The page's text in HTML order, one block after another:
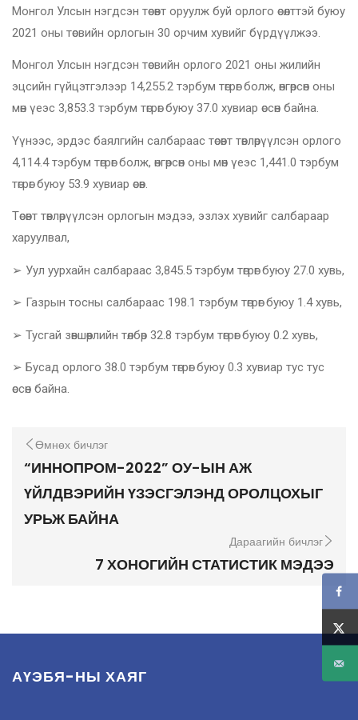
Монгол Улсын нэгдсэн төсөвт оруулж буй орлого өсөлттэй буюу
2021 оны төсвийн орлогын 30 орчим хувийг бүрдүүлжээ.
Монгол Улсын нэгдсэн төсвийн орлого 2021 оны жилийн
эцсийн гүйцэтгэлээр 14,255.2 тэрбум төгрөг болж, өнгөрсөн оны
мөн үеэс 3,853.3 тэрбум төгрөг буюу 37.0 хувиар өссөн байна.
Үүнээс, эрдэс баялгийн салбараас төсөвт төвлөрүүлсэн орлого
4,114.4 тэрбум төгрөг болж, өнгөрсөн оны мөн үеэс 1,441.0 тэрбум
төгрөг буюу 53.9 хувиар өсөв.
Төсөвт төвлөрүүлсэн орлогын мэдээ, эзлэх хувийг салбараар
харуулвал,
➢ Уул уурхайн салбараас 3,845.5 тэрбум төгрөг буюу 27.0 хувь,
➢ Газрын тосны салбараас 198.1 тэрбум төгрөг буюу 1.4 хувь,
➢ Тусгай зөвшөөрлийн төлбөр 32.8 тэрбум төгрөг буюу 0.2 хувь,
➢ Бусад орлого 38.0 тэрбум төгрөг буюу 0.3 хувиар тус тус
өссөн байна.
Өмнөх бичлэг
“ИННОПРОМ-2022” ОУ-ЫН АЖ
ҮЙЛДВЭРИЙН ҮЗЭСГЭЛЭНД ОРОЛЦОХЫГ
УРЬЖ БАЙНА
Дараагийн бичлэг
7 ХОНОГИЙН СТАТИСТИК МЭДЭЭ
АҮЭБЯ-НЫ ХАЯГ